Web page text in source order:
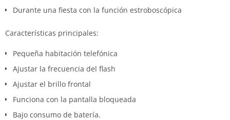
Durante una fiesta con la función estroboscópica
Características principales:
Pequeña habitación telefónica
Ajustar la frecuencia del flash
Ajustar el brillo frontal
Funciona con la pantalla bloqueada
Bajo consumo de batería.